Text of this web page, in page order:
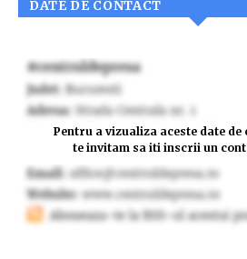
DATE DE CONTACT
Pentru a vizualiza aceste date de
te invitam sa iti inscrii un